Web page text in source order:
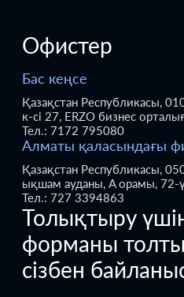
Офистер
Бас кеңсе
Қазақстан Республикасы,
к-сі 27, ERZO бизнес
Тел.: 7172 795080
Алматы қаласындағы
Қазақстан Республикасы,
ықшам ауданы, A орамы,
Тел.: 727 3394863
Толықтыру
форманы
сізбен